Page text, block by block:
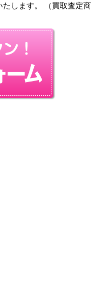
します。 （買取査定商